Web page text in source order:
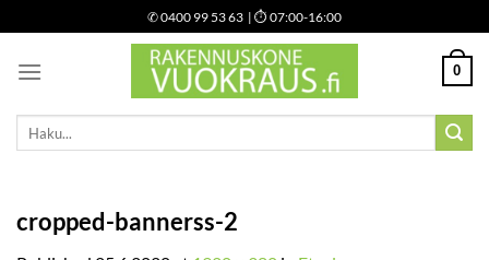
to
content
✆0400 99 53 63 | ⏱ 07:00-16:00
0
Etsi:
cropped-bannerss-2